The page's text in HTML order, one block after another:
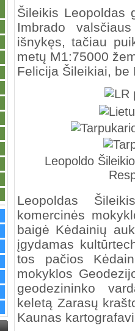
Šileikis Leopoldas
Imbrado
išnykęs, tačiau
metų M1:75000
Felicija Šileikiai, be
Leopoldo
Leopoldas
komercinės
baigė Kėdainių
įgydamas
tos pačios
mokyklos
geodezininko
keletą Zarasų
Kaunas